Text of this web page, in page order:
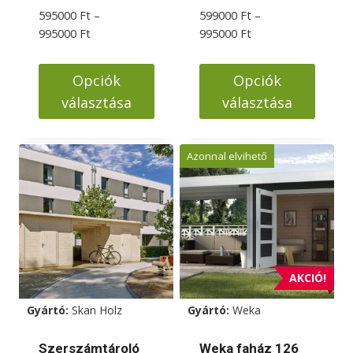
595000 Ft –
995000 FtÁrtartomány:
-
995000 Ft
Opciók
választása
a
terméknek
több
variációja
van.
A
változatok
a
termékoldalon
választhatók
599000 Ft –
995000 FtÁrtartomány:
-
995000 Ft
Opciók
választása
a
terméknek
több
variációja
van.
A
változatok
a
termékoldalon
választhatók
Gyártó: Skan Holz
Szerszámtároló
AKCIÓ!
Azonnal elvihető
Gyártó: Weka
Weka faház 126